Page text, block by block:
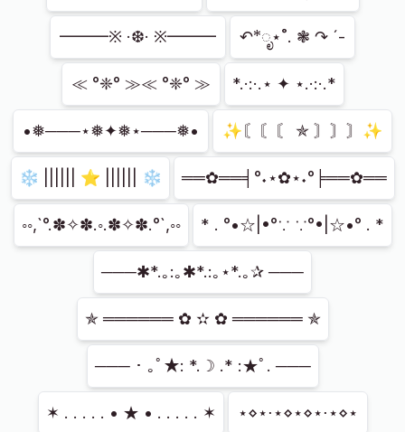
━━━※ ·❆· ※━━━ ↶*ೃ⋆˚. ❃ ↷ ˊ-
≪ °❈° ≫≪ °❈° ≫ *.·:·.⋆ ✦ ⋆.·:·.*
•❅───⋆❅✦❅⋆───❅• ✨〘〘〘 ✯ 〙〙〙✨
❄ |||||| ⭐ |||||| ❄ ══✿══╡°˖⋆✿⋆˖°╞══✿══
◦◦,`°.✽✧✽.◦.✽✧✽.°`,◦◦ * . °•☆|•°∵ ∵°•|☆•° . *
───✱*.｡:｡✱*.:｡⋆*.｡✰ ───
✯ ══════ ✿ ✫ ✿ ══════ ✯
─── ･ ｡ﾟ★: *.☽ .* :★ﾟ. ───
✶ . . . . . • ★ • . . . . . ✶ ⋆⋄⋆⋅⋆⋄⋆⋄⋆⋅⋆⋄⋆